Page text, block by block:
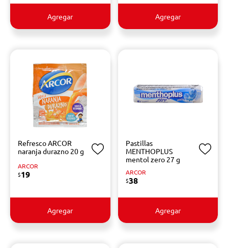
Agregar Agregar
Refresco ARCOR
naranja durazno 20 g
ARCOR
$19
Agregar
Pastillas
MENTHOPLUS
mentol zero 27 g
ARCOR
$38
Agregar